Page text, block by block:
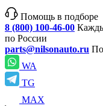
Помощь в подборе
8 (800) 100-46-00
по России
parts@nilsonauto.ru
WA
TG
MAX